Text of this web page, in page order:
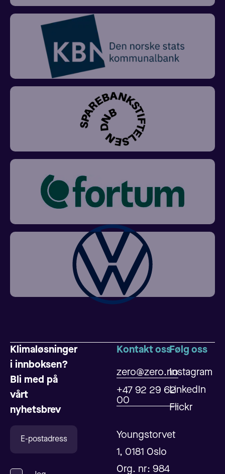
Klimaløsninger
i innboksen?
Bli med på
vårt
nyhetsbrev
Kontakt oss
zero@zero.no
+47 92 29 62
00
Youngstorvet
1, 0181 Oslo
Org. nr: 984
Følg oss
Instagram
LinkedIn
Flickr